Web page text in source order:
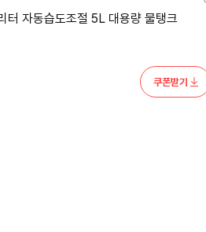
터 자동습도조절 5L 대용량 물탱크
쿠폰받기